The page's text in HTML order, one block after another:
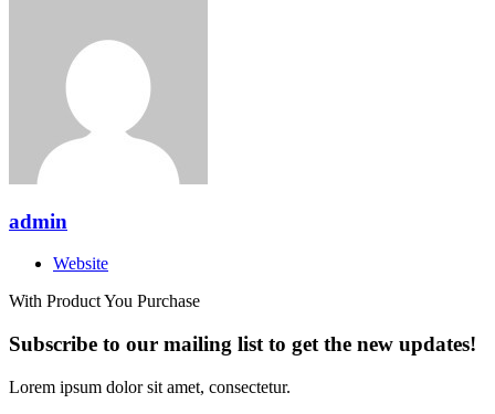
admin
Website
With Product You Purchase
Subscribe to our mailing list to get the new updates!
Lorem ipsum dolor sit amet, consectetur.